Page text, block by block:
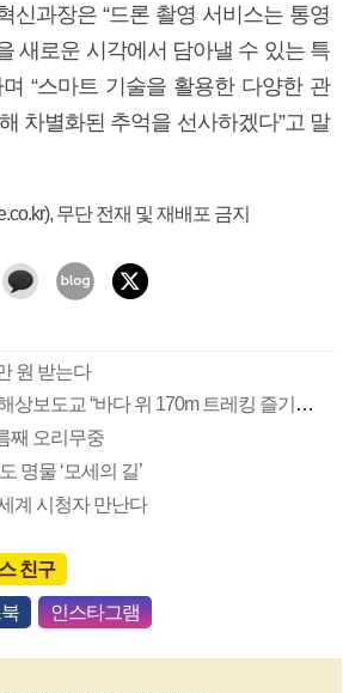
신과장은 “드론 촬영 서비스는 통영
새로운 시각에서 담아낼 수 있는 특
“스마트 기술을 활용한 다양한 관
차별화된 추억을 선사하겠다”고 말
무단 전재 및 재배포 금지
원 받는다
통영섬 잇는 세 번째 해상보도교 “바다 위 170m 트레킹 즐기세요”
째 오리무중
명물 ‘모세의 길’
계 시청자 만난다
친구
인스타그램